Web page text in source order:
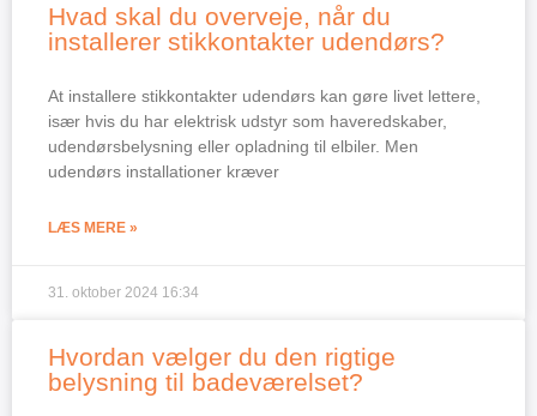
Hvad skal du overveje, når du
installerer stikkontakter udendørs?
At installere stikkontakter udendørs kan gøre livet lettere,
især hvis du har elektrisk udstyr som haveredskaber,
udendørsbelysning eller opladning til elbiler. Men
udendørs installationer kræver
LÆS MERE »
31. oktober 2024 16:34
Hvordan vælger du den rigtige
belysning til badeværelset?